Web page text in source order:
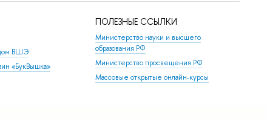
дом ВШЭ
«БукВышка»
ПОЛЕЗНЫЕ ССЫЛКИ
Министерство науки и высшего
образования РФ
Министерство просвещения РФ
Массовые открытые онлайн-курсы